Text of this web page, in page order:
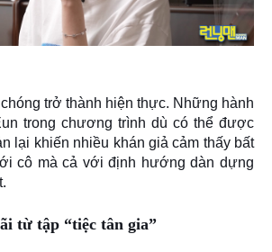
trở thành hiện thực. Những hành
trong chương trình dù có thể được
lại khiến nhiều khán giả cảm thấy bất
cô mà cả với định hướng dàn dựng
từ tập “tiệc tân gia”